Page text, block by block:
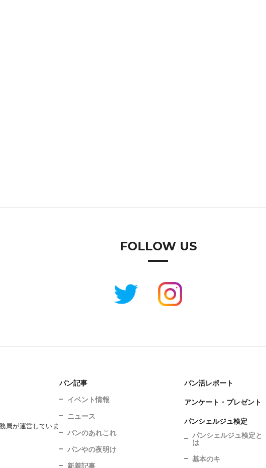
FOLLOW US
局が運営していま
パン記事
イベント情報
ニュース
パンのあれこれ
パンやの夜明け
新着記事
パン活レポート
アンケート・プレゼント
パンシェルジュ検定
パンシェルジュ検定と
は
基本のキ